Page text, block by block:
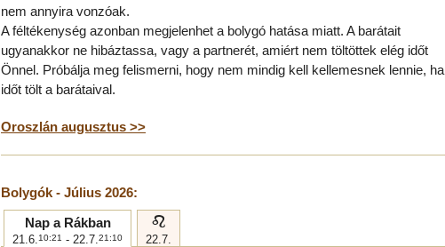
nem annyira vonzóak.
A féltékenység azonban megjelenhet a bolygó hatása miatt. A barátait
ugyanakkor ne hibáztassa, vagy a partnerét, amiért nem töltöttek elég időt
Önnel. Próbálja meg felismerni, hogy nem mindig kell kellemesnek lennie, ha
időt tölt a barátaival.
Oroszlán augusztus >>
Bolygók - Július 2026:
Nap a Rákban
21.6. 10:21 - 22.7. 21:10
e
22.7.